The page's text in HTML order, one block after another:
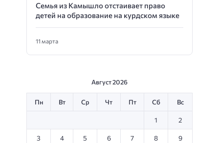
Семья из Камышло отстаивает право
детей на образование на курдском языке
11 марта
Август 2026
Пн Вт Ср Чт Пт Сб Вс
1 2
3 4 5 6 7 8 9